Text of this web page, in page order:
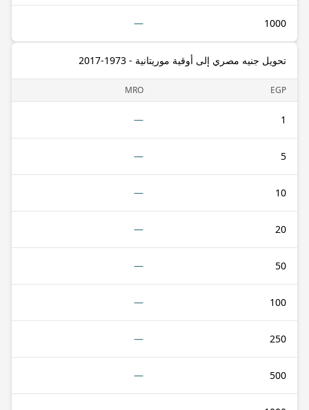
1000
—
تحويل جنيه مصري إلى أوقية موريتانية - 1973-2017
EGP
MRO
1
—
5
—
10
—
20
—
50
—
100
—
250
—
500
—